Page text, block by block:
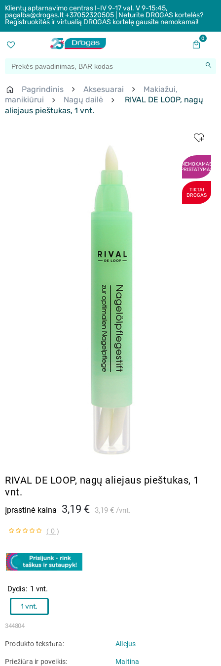
Klientų aptarnavimo centras I-IV 9-17 val. V 9-15:45,
pagalba@drogas.lt +37052320505 | Neturite DROGAS kortelės?
Registruokitės ir virtualią DROGAS kortelę gausite nemokamai!
0
Pagrindinis Aksesuarai
Makiažui,
manikiūrui
Nagų dailė
RIVAL DE LOOP, nagų
aliejaus pieštukas, 1 vnt.
NEMOKAMAS
PRISTATYMAS
TIKTAI
DROGAS
RIVAL DE LOOP, nagų aliejaus pieštukas, 1
vnt.
Įprastinė kaina 3,19 € 3,19 € vnt.
( 0 )
344804
Dydis 1 vnt.
1 vnt.
Produkto tekstūra Aliejus
Priežiūra ir poveikis Maitina